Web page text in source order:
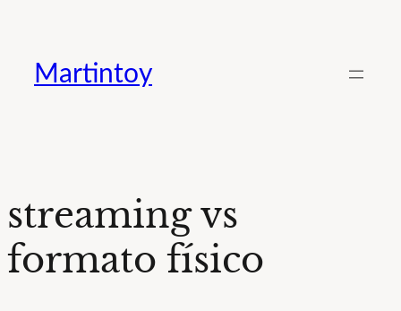
contenido
Martintoy
streaming vs
formato físico